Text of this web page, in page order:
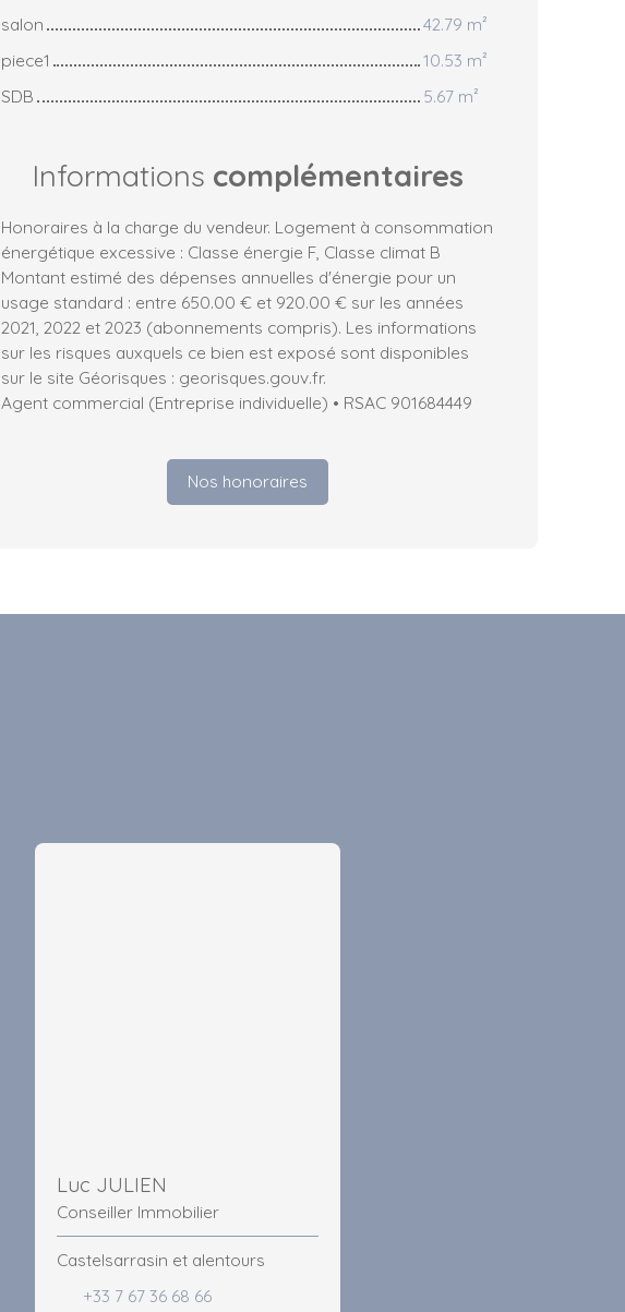
salon
42.79 m²
piece1
10.53 m²
SDB
5.67 m²
Informations complémentaires
Honoraires à la charge du vendeur. Logement à consommation
énergétique excessive : Classe énergie F, Classe climat B
Montant estimé des dépenses annuelles d'énergie pour un
usage standard : entre 650.00 € et 920.00 € sur les années
2021, 2022 et 2023 (abonnements compris). Les informations
sur les risques auxquels ce bien est exposé sont disponibles
sur le site Géorisques : georisques.gouv.fr.
Agent commercial (Entreprise individuelle) • RSAC 901684449
Nos honoraires
Luc JULIEN
Conseiller Immobilier
Castelsarrasin et alentours
+33 7 67 36 68 66